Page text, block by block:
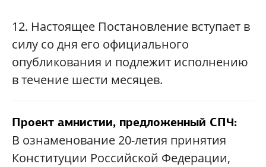
12. Настоящее Постановление вступает в
силу со дня его официального
опубликования и подлежит исполнению
в течение шести месяцев.
Проект амнистии, предложенный СПЧ:
В ознаменование 20-летия принятия
Конституции Российской Федерации,